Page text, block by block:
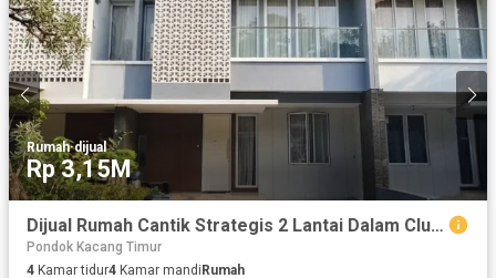
Rumah·dijual
Rp 3,15M
Dijual Rumah Cantik Strategis 2 Lantai Dalam Cluster Ada Ruang Musholla Dekat Fresh Market Bintaro di Discovery Bintaro Tangsel Gb-17982
Pondok Kacang Timur
4 Kamar tidur4 Kamar mandiRumah